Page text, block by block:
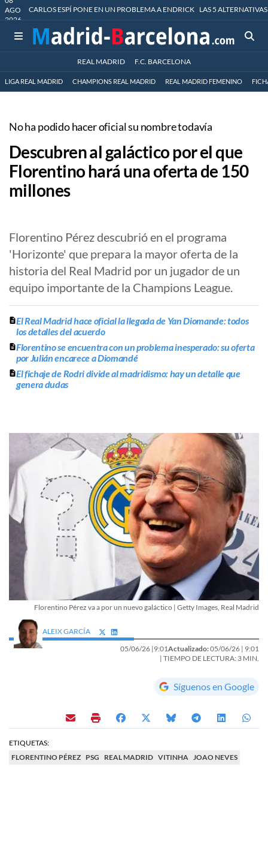
AGO
2026
CARLOS ESPÍ PONE EN UN PROBLEMA A ENDRICK LAS 5
REAL MADRID F.C. BARCELONA
LIGA REAL MADRID CHAMPIONS REAL MADRID REAL MADRID FEMENINO
No ha podido hacer oficial su nombre todavía
Descubren al galáctico por el que
Florentino hará una oferta de 150
millones
Florentino Pérez descubrió en el programa
'Horizonte' que prepara la mayor oferta de la
historia del Real Madrid por un jugador de un
equipo importante de la Champions League.
El Real Madrid hace oficial la llegada de Yan Diomande: todos
los detalles del acuerdo
Florentino se encuentra con un problema inesperado: su oferta
por Julián encarece a Diomandé
El fichaje de Rodri divide al madridismo: hay un detalle que
genera dudas
Florentino Pérez va a por un nuevo galáctico | Getty Images, Real Madrid
ALEIX GARCÍA
05/06/26 |9:01Actualizado:05/06/26 | 9:01
| TIEMPO DE LECTURA: 3 MIN.
Síguenos en Google
ETIQUETAS:
FLORENTINO PÉREZ PSG REAL MADRID VITINHA JOAO NEVES